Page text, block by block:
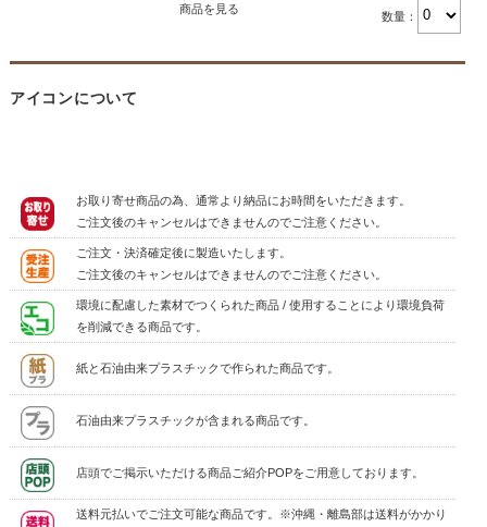
商品を見る
数量：
アイコンについて
お取り寄せ商品の為、通常より納品にお時間をいただきます。
ご注文後のキャンセルはできませんのでご注意ください。
ご注文・決済確定後に製造いたします。
ご注文後のキャンセルはできませんのでご注意ください。
環境に配慮した素材でつくられた商品 / 使用することにより環境負荷
を削減できる商品です。
紙と石油由来プラスチックで作られた商品です。
石油由来プラスチックが含まれる商品です。
店頭でご掲示いただける商品ご紹介POPをご用意しております。
送料元払いでご注文可能な商品です。※沖縄・離島部は送料がかかり